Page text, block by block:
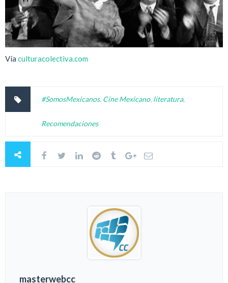
Vía culturacolectiva.com
#SomosMexicanos, Cine Mexicano, literatura,
Recomendaciones
masterwebcc